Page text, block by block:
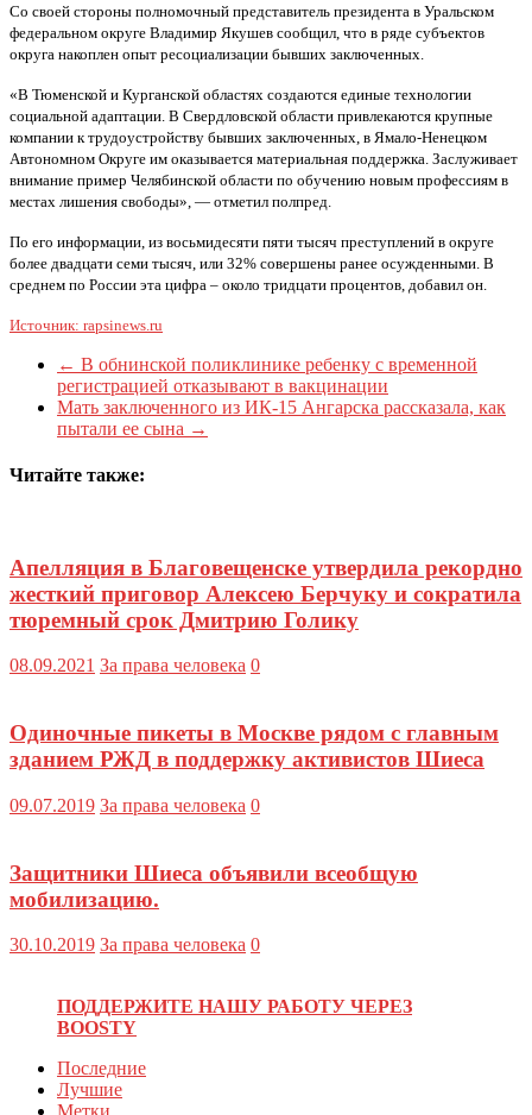
Со своей стороны полномочный представитель президента в Уральском
федеральном округе Владимир Якушев сообщил, что в ряде субъектов
округа накоплен опыт ресоциализации бывших заключенных.
«В Тюменской и Курганской областях создаются единые технологии
социальной адаптации. В Свердловской области привлекаются крупные
компании к трудоустройству бывших заключенных, в Ямало-Ненецком
Автономном Округе им оказывается материальная поддержка. Заслуживает
внимание пример Челябинской области по обучению новым профессиям в
местах лишения свободы», — отметил полпред.
По его информации, из восьмидесяти пяти тысяч преступлений в округе
более двадцати семи тысяч, или 32% совершены ранее осужденными. В
среднем по России эта цифра – около тридцати процентов, добавил он.
Источник: rapsinews.ru
← В обнинской поликлинике ребенку с временной
регистрацией отказывают в вакцинации
Мать заключенного из ИК-15 Ангарска рассказала, как
пытали ее сына →
Читайте также:
Апелляция в Благовещенске утвердила рекордно
жесткий приговор Алексею Берчуку и сократила
тюремный срок Дмитрию Голику
08.09.2021 За права человека 0
Одиночные пикеты в Москве рядом с главным
зданием РЖД в поддержку активистов Шиеса
09.07.2019 За права человека 0
Защитники Шиеса объявили всеобщую
мобилизацию.
30.10.2019 За права человека 0
ПОДДЕРЖИТЕ НАШУ РАБОТУ ЧЕРЕЗ
BOOSTY
Последние
Лучшие